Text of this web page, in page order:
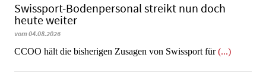
Swissport-Bodenpersonal streikt nun doch
heute weiter
vom 04.08.2026
CCOO hält die bisherigen Zusagen von Swissport für(...)